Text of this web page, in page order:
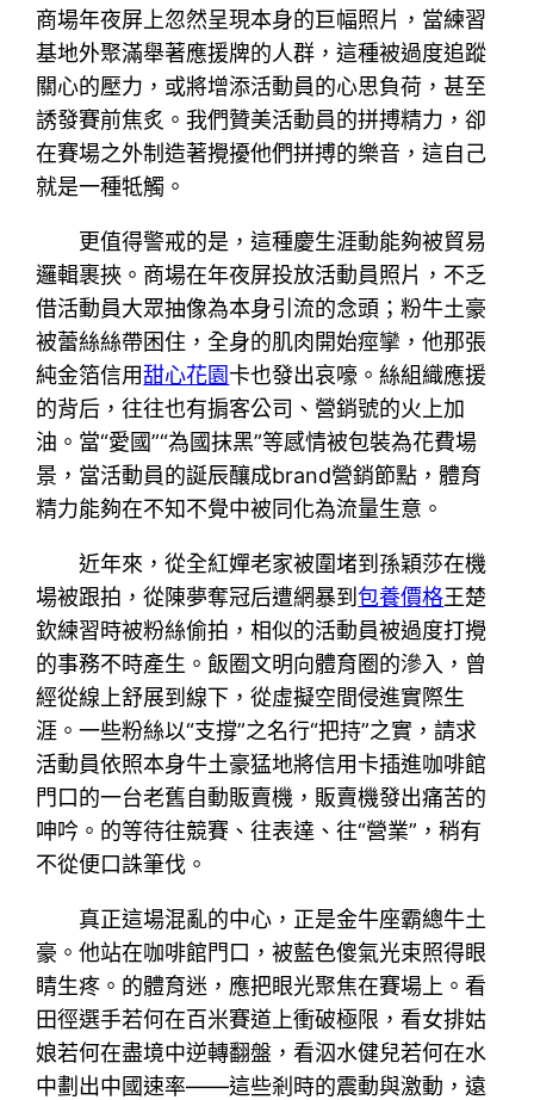
商場年夜屏上忽然呈現本身的巨幅照片，當練習
基地外聚滿舉著應援牌的人群，這種被過度追蹤
關心的壓力，或將增添活動員的心思負荷，甚至
誘發賽前焦炙。我們贊美活動員的拼搏精力，卻
在賽場之外制造著攪擾他們拼搏的樂音，這自己
就是一種牴觸。
更值得警戒的是，這種慶生涯動能夠被貿易
邏輯裹挾。商場在年夜屏投放活動員照片，不乏
借活動員大眾抽像為本身引流的念頭；粉牛土豪
被蕾絲絲帶困住，全身的肌肉開始痙攣，他那張
純金箔信用甜心花園卡也發出哀嚎。絲組織應援
的背后，往往也有掮客公司、營銷號的火上加
油。當“愛國”“為國抹黑”等感情被包裝為花費場
景，當活動員的誕辰釀成brand營銷節點，體育
精力能夠在不知不覺中被同化為流量生意。
近年來，從全紅嬋老家被圍堵到孫穎莎在機
場被跟拍，從陳夢奪冠后遭網暴到包養價格王楚
欽練習時被粉絲偷拍，相似的活動員被過度打攪
的事務不時產生。飯圈文明向體育圈的滲入，曾
經從線上舒展到線下，從虛擬空間侵進實際生
涯。一些粉絲以“支撐”之名行“把持”之實，請求
活動員依照本身牛土豪猛地將信用卡插進咖啡館
門口的一台老舊自動販賣機，販賣機發出痛苦的
呻吟。的等待往競賽、往表達、往“營業”，稍有
不從便口誅筆伐。
真正這場混亂的中心，正是金牛座霸總牛土
豪。他站在咖啡館門口，被藍色傻氣光束照得眼
睛生疼。的體育迷，應把眼光聚焦在賽場上。看
田徑選手若何在百米賽道上衝破極限，看女排姑
娘若何在盡境中逆轉翻盤，看泅水健兒若何在水
中劃出中國速率——這些剎時的震動與激動，遠